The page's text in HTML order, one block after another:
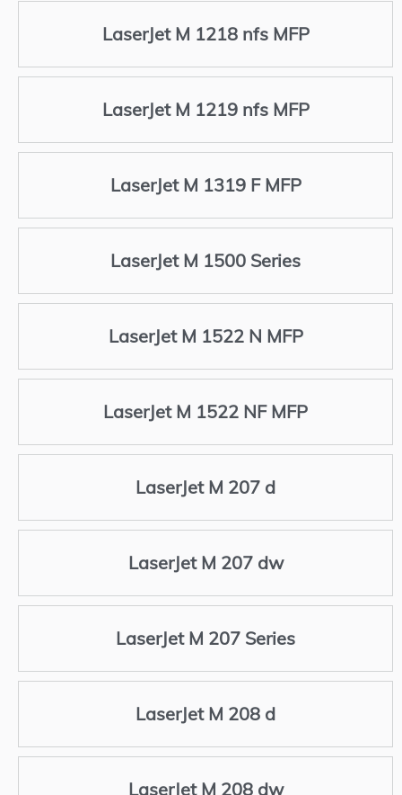
LaserJet M 1218 nfs MFP
LaserJet M 1219 nfs MFP
LaserJet M 1319 F MFP
LaserJet M 1500 Series
LaserJet M 1522 N MFP
LaserJet M 1522 NF MFP
LaserJet M 207 d
LaserJet M 207 dw
LaserJet M 207 Series
LaserJet M 208 d
LaserJet M 208 dw